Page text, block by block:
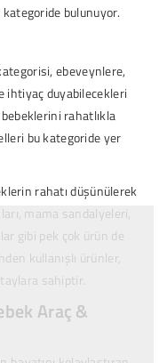
bulunuyor.
ebeveynlere,
ihtiyaç duyabilecekleri
rahatlıkla
bu kategoride yer
rahatı düşünülerek
mama sandalyeleri,
gibi pek çok ürün de
kullanışlı ürünler,
sahiptir.
Araç &